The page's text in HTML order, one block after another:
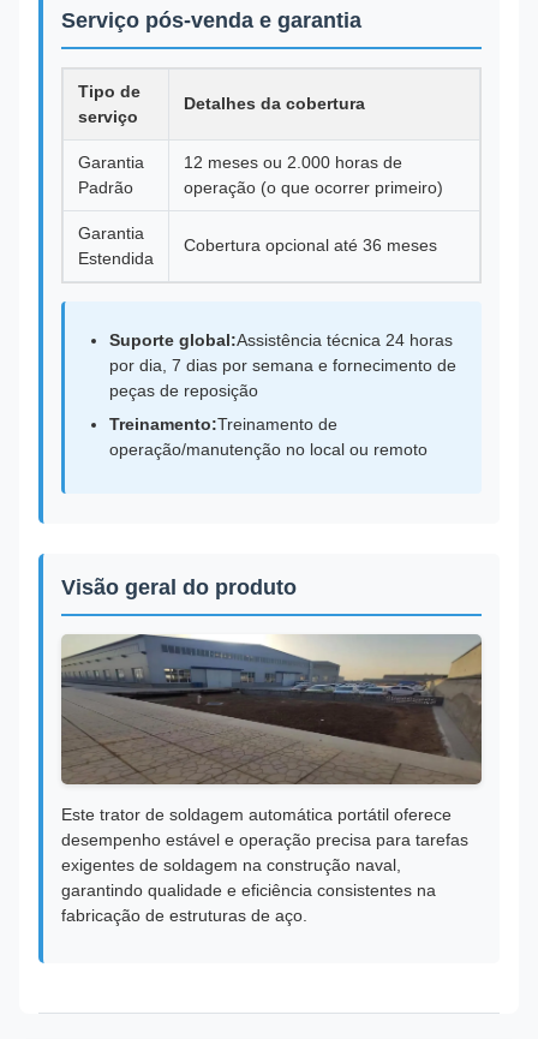
Serviço pós-venda e garantia
Tipo de
serviço
Detalhes da cobertura
Garantia
Padrão
12 meses ou 2.000 horas de
operação (o que ocorrer primeiro)
Garantia
Estendida
Cobertura opcional até 36 meses
Suporte global:Assistência técnica 24 horas
por dia, 7 dias por semana e fornecimento de
peças de reposição
Treinamento:Treinamento de
operação/manutenção no local ou remoto
Visão geral do produto
Este trator de soldagem automática portátil oferece
desempenho estável e operação precisa para tarefas
exigentes de soldagem na construção naval,
garantindo qualidade e eficiência consistentes na
fabricação de estruturas de aço.